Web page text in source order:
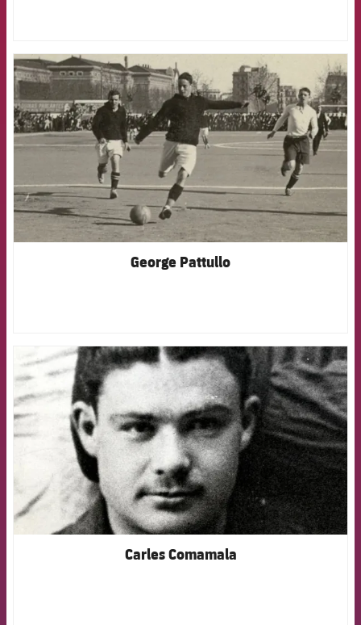
FCB Barcelona badge
George Pattullo
FCB Barcelona badge
Carles Comamala